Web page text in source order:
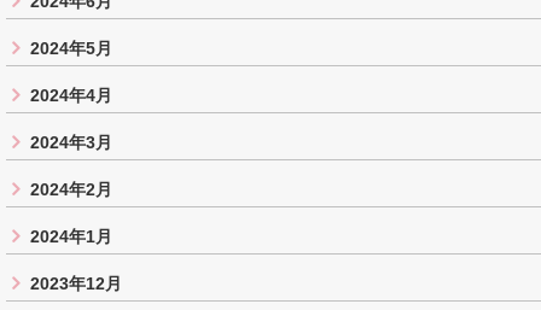
2024年5月
2024年4月
2024年3月
2024年2月
2024年1月
2023年12月